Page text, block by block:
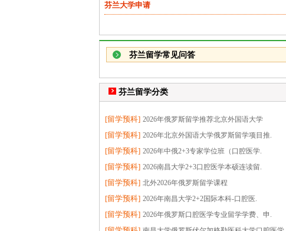
芬兰大学申请
芬兰留学常见问答
芬兰留学分类
[留学预科] 2026年俄罗斯留学推荐北京外国语大学
[留学预科] 2026年北京外国语大学俄罗斯留学项目推.
[留学预科] 2026年中俄2+3专家学位班（口腔医学.
[留学预科] 2026南昌大学2+3口腔医学本硕连读留.
[留学预科] 北外2026年俄罗斯留学课程
[留学预科] 2026年南昌大学2+2国际本科-口腔医.
[留学预科] 2026年俄罗斯口腔医学专业留学学费、申.